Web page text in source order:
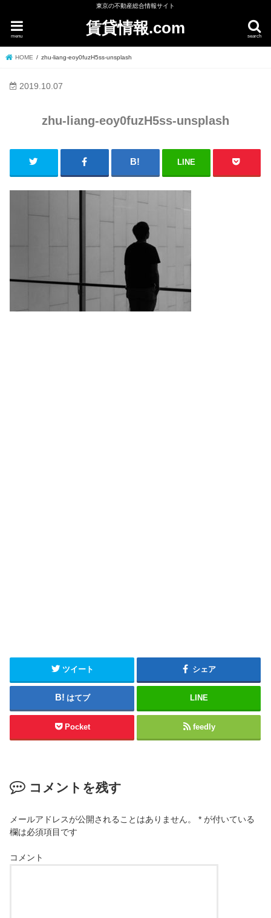
東京の不動産総合情報サイト
賃貸情報.com search
menu
HOME zhu-liang-eoy0fuzH5ss-unsplash
2019.10.07
zhu-liang-eoy0fuzH5ss-unsplash
LINE
ツイート シェア
はてブ LINE
Pocket feedly
コメントを残す
メールアドレスが公開されることはありません。 * が付いている
欄は必須項目です
コメント